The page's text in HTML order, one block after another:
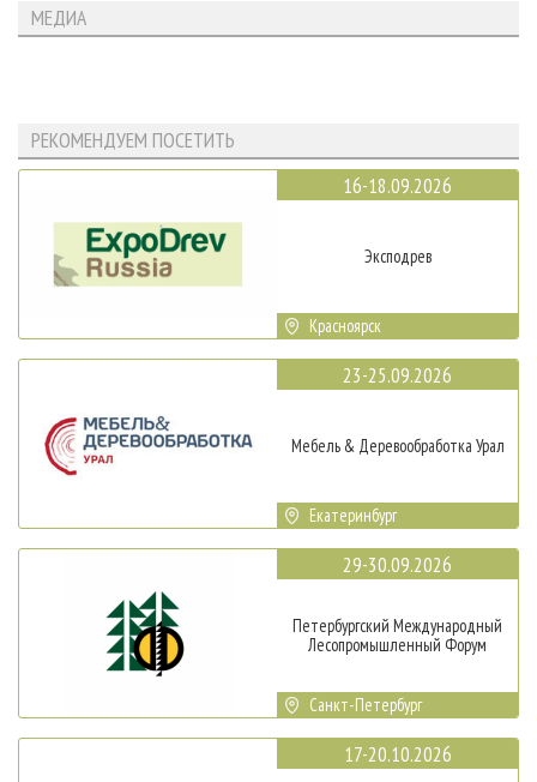
МЕДИА
РЕКОМЕНДУЕМ ПОСЕТИТЬ
16-18.09.2026
Эксподрев
Красноярск
23-25.09.2026
Мебель & Деревообработка Урал
Екатеринбург
29-30.09.2026
Петербургский Международный
Лесопромышленный Форум
Санкт-Петербург
17-20.10.2026